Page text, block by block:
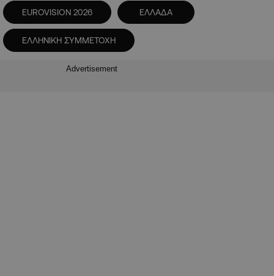
EUROVISION 2026 ΕΛΛΑΔΑ
ΕΛΛΗΝΙΚΗ ΣΥΜΜΕΤΟΧΗ
Advertisement